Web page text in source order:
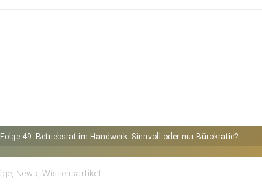
Folge 49: Betriebsrat im Handwerk: Sinnvoll oder nur Bürokratie?